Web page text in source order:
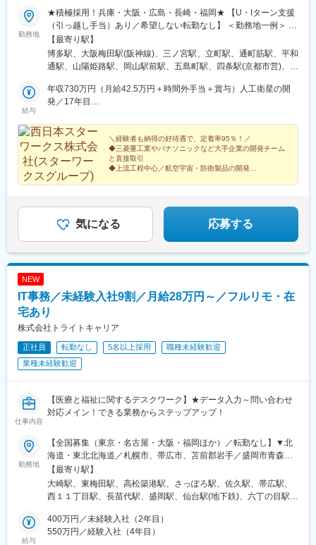
勤務地
★積極採用！兵庫・大阪・広島・長崎・福岡★ 【U・Iターン支援
（引っ越し手当）あり／希望しない転勤なし】 ＜勤務地一例＞ ・
三菱重工グループ └兵庫県 高砂市、神戸市 長崎県 長崎市、諫早
市、岡山県 玉野市 ・川崎重工業 └兵庫県 明石市、神戸市 ・新明
和工業 └兵庫県 神戸市東灘区、宝塚市 ・三菱電機グループ └兵庫
グループ └大阪府 門真市、守口市 、大阪市 ・NECグループ └福
岡市中央区、早良区 など ＜関西＞大阪府／兵庫県／京都府／滋賀
県／鳥取県／島根県／山口県／徳島県＜九州＞福岡県／熊本県／
長崎県／鹿児島県／宮崎県／佐賀県／大分県※テクニカルセンタ
ー・サテライトオフィスあり※マイカー通勤可※受動喫煙対策あ
り：喫煙所あり（屋外）
【最寄り駅】
博多駅、大阪梅田駅(阪神線)、三ノ宮駅、立町駅、通町筋駅、平和
通駅、山陽姫路駅、岡山駅前駅、五島町駅、四条駅(京都市営)、福
東駅、熊本城・市役所前駅、小倉駅(福岡県)、姫路駅、岡山駅、大
波止駅、烏丸駅、伊丹駅(福知山線)、櫛田神社前駅、県庁前駅(広
給与
年収730万円（月給42.5万円＋時間外手当＋賞与）人工衛星の開
発／17年目
ム開発／5年目
＼経験者も納得の好待遇で、定着率95％！／
◆三菱重工業やパナソニックなど大手企業の開発チーム
と直接取引
◆上流工程中心／航空宇宙・防衛製品の開発
実績）
気になる 応募する
NEW
IT事務／未経験入社9割／月給28万円～／フルリモ・在
宅あり
株式会社トライトキャリア
正社員 転勤なし 5名以上採用
職種未経験歓迎
業種未経験歓迎
仕事内容
【医療と福祉に関するデスクワーク】★データ入力～問い合わせ
対応メイン！できる業務からステップアップ！
勤務地
【全国募集（東京・名古屋・大阪・福岡ほか）／転勤なし】▼北
海道・東北北海道／札幌市、帯広市、苫前郡岩手／盛岡市青森／
八戸市宮城／仙台市▼関東東京／港区、品川区、渋谷区、新宿
区、千代田区、中央区、世田谷区、文京区、板橋区、中野区、大
田区、台東区、葛飾区神奈川／横浜市、川崎市埼玉／さいたま市
／大垣市静岡／富士市、静岡市愛知／名古屋市、刈谷市、尾張旭
市、安城市三重／津市新潟／新潟市、五泉市▼関西大阪／大阪
【最寄り駅】
大崎駅、東梅田駅、高松築港駅、さっぽろ駅、佐久駅、帯広駅、
西１１丁目駅、長苗代駅、盛岡駅、仙台駅(地下鉄)、六丁の目駅、
大宮駅(埼玉県)、与野本町駅、千葉みなと駅、千葉駅、渋谷駅、東
京駅、虎ノ門ヒルズ駅、高田馬場駅、五反田駅、上野駅、御茶ノ
給与
400万円／未経験入社（2年目）
550万円／経験入社（4年目）